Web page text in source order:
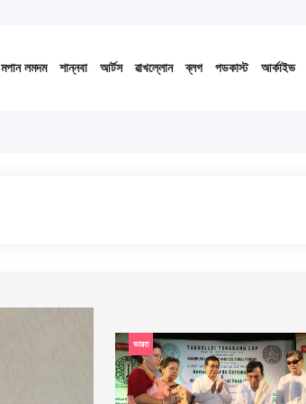
মপান লমদম শান্নবা আর্টস ৱাখল্লোন ব্লগ পডকাস্ট আর্কাইভ
ভারত